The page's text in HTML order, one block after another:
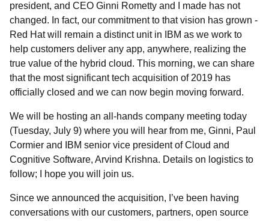
president, and CEO Ginni Rometty and I made has not
changed. In fact, our commitment to that vision has grown -
Red Hat will remain a distinct unit in IBM as we work to
help customers deliver any app, anywhere, realizing the
true value of the hybrid cloud. This morning, we can share
that the most significant tech acquisition of 2019 has
officially closed and we can now begin moving forward.
We will be hosting an all-hands company meeting today
(Tuesday, July 9) where you will hear from me, Ginni, Paul
Cormier and IBM senior vice president of Cloud and
Cognitive Software, Arvind Krishna. Details on logistics to
follow; I hope you will join us.
Since we announced the acquisition, I’ve been having
conversations with our customers, partners, open source